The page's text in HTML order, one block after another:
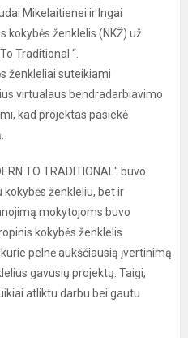
Mikelaitienei ir Ingai
kokybės ženklelis (NKŽ) už
Traditional “.
ženkleliai suteikiami
virtualaus bendradarbiavimo
kad projektas pasiekė
TO TRADITIONAL" buvo
ženkleliu, bet ir
mokytojoms buvo
kokybės ženklelis
pelnė aukščiausią įvertinimą
gavusių projektų. Taigi,
atliktu darbu bei gautu